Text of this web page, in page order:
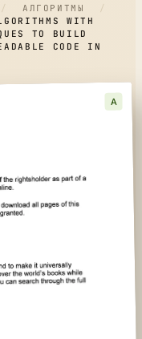
/ АЛГОРИТМЫ
/
WITH
TO BUILD
CODE IN
A